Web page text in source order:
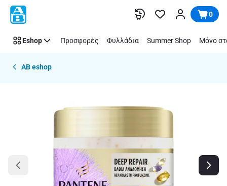
Παράλειψη 0
Eshop Προσφορές Φυλλάδια Summer Shop Μόνο
AB eshop